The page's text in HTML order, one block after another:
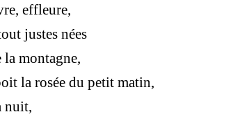
effleure,
justes nées
la montagne,
la rosée du petit matin,
nuit,